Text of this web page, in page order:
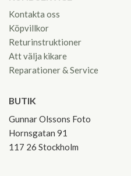
Kontakta oss
Köpvillkor
Returinstruktioner
Att välja kikare
Reparationer & Service
BUTIK
Gunnar Olssons Foto
Hornsgatan 91
117 26 Stockholm